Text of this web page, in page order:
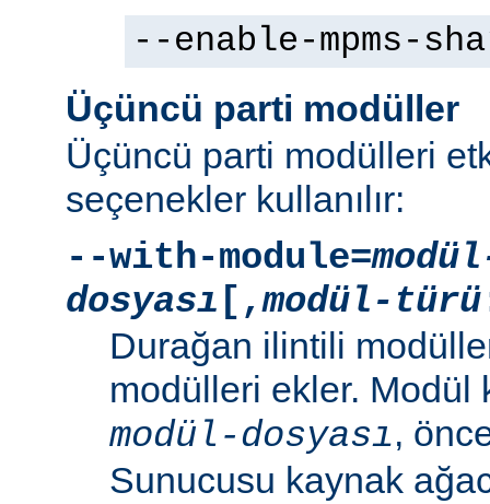
--enable-mpms-
Üçüncü parti modüller
Üçüncü parti modülleri
seçenekler kullanılır:
--with-module=
dosyası [,modül-türü
Durağan ilintili
modülleri ekler. Modül
modül-dosyası,
Sunucusu kaynak